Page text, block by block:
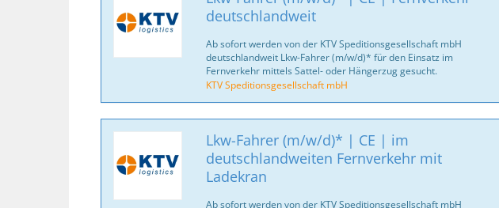
deutschlandweit
Ab sofort werden von der KTV Speditionsgesellschaft mbH
deutschlandweit Lkw-Fahrer (m/w/d)* für den Einsatz im
Fernverkehr mittels Sattel- oder Hängerzug gesucht.
KTV Speditionsgesellschaft mbH
Lkw-Fahrer (m/w/d)* | CE | im
deutschlandweiten Fernverkehr mit
Ladekran
Ab sofort werden von der KTV Speditionsgesellschaft mbH